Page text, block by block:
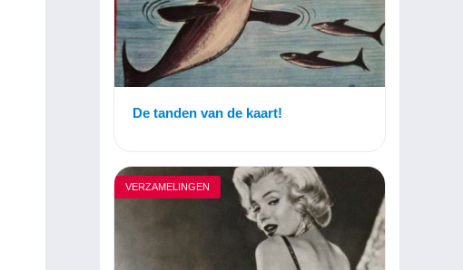
De tanden van de kaart!
VERZAMELINGEN